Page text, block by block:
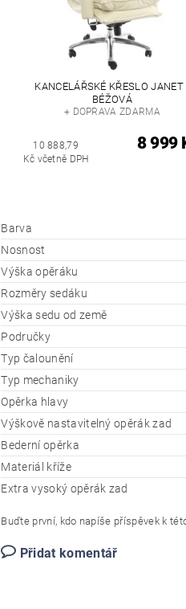
KANCELÁŘSKÉ KŘESLO JANET
BÉŽOVÁ
+ DOPRAVA ZDARMA
10 888,79
Kč včetně DPH
8 999
Barva
Nosnost
Výška opěráku
Rozměry sedáku
Výška sedu od země
Područky
Typ čalounění
Typ mechaniky
Opěrka hlavy
Výškově nastavitelný opěrák zad
Bederní opěrka
Materiál kříže
Extra vysoký opěrák zad
Buďte první, kdo napíše příspěvek k
Přidat komentář